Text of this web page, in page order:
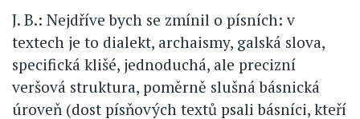
J. B.: Nejdříve bych se zmínil o písních: v
textech je to dialekt, archaismy, galská slova,
specifická klišé, jednoduchá, ale precizní
veršová struktura, poměrně slušná básnická
úroveň (dost písňových textů psali básníci, kteří